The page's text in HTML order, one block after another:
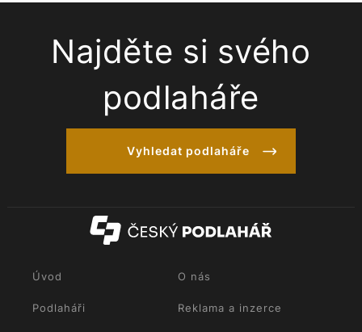
Najděte si svého
podlaháře
Vyhledat podlaháře
Úvod O nás
Podlaháři Reklama a inzerce